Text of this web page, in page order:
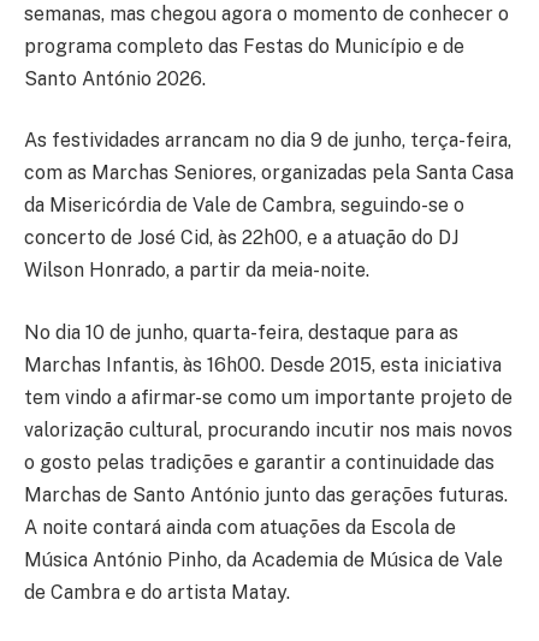
semanas, mas chegou agora o momento de conhecer o
programa completo das Festas do Município e de
Santo António 2026.
As festividades arrancam no dia 9 de junho, terça-feira,
com as Marchas Seniores, organizadas pela Santa Casa
da Misericórdia de Vale de Cambra, seguindo-se o
concerto de José Cid, às 22h00, e a atuação do DJ
Wilson Honrado, a partir da meia-noite.
No dia 10 de junho, quarta-feira, destaque para as
Marchas Infantis, às 16h00. Desde 2015, esta iniciativa
tem vindo a afirmar-se como um importante projeto de
valorização cultural, procurando incutir nos mais novos
o gosto pelas tradições e garantir a continuidade das
Marchas de Santo António junto das gerações futuras.
A noite contará ainda com atuações da Escola de
Música António Pinho, da Academia de Música de Vale
de Cambra e do artista Matay.